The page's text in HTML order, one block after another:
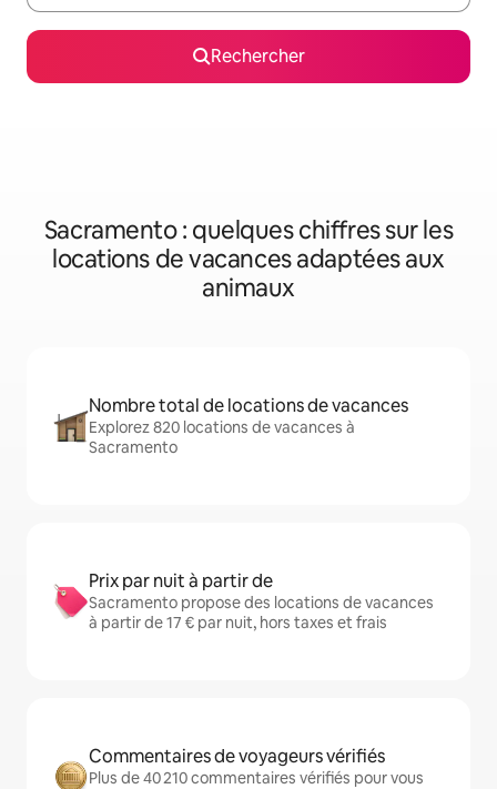
Rechercher
Sacramento : quelques chiffres sur les
locations de vacances adaptées aux
animaux
Nombre total de locations de vacances
Explorez 820 locations de vacances à
Sacramento
Prix par nuit à partir de
Sacramento propose des locations de vacances
à partir de 17 € par nuit, hors taxes et frais
Commentaires de voyageurs vérifiés
Plus de 40 210 commentaires vérifiés pour vous